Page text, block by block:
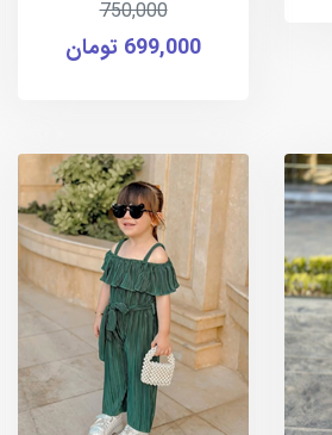
750,000
699,000 تومان